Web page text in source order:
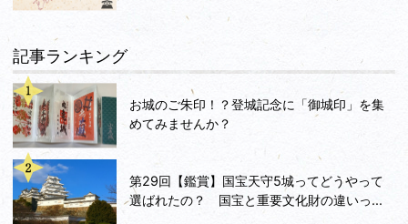
記事ランキング
お城のご朱印！？登城記念に「御城印」を集
めてみませんか？
第29回【鑑賞】国宝天守5城ってどうやって
選ばれたの？ 国宝と重要文化財の違いっ...